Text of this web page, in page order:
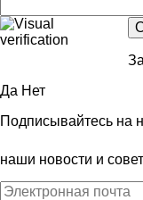
Да Нет
Подписывайтесь на
наши новости и